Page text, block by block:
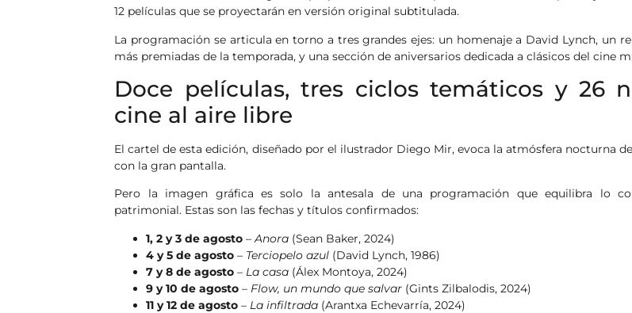
12 películas que se proyectarán en versión original subtitulada.
La programación se articula en torno a tres grandes ejes: un homenaje a David Lynch, un
más premiadas de la temporada, y una sección de aniversarios dedicada a clásicos del cine
Doce películas, tres ciclos temáticos y 26
cine al aire libre
El cartel de esta edición, diseñado por el ilustrador Diego Mir, evoca la atmósfera nocturna
con la gran pantalla.
Pero la imagen gráfica es solo la antesala de una programación que equilibra lo
patrimonial. Estas son las fechas y títulos confirmados:
1, 2 y 3 de agosto –Anora (Sean Baker, 2024)
4 y 5 de agosto – Terciopelo azul (David Lynch, 1986)
7 y 8 de agosto – La casa (Álex Montoya, 2024)
9 y 10 de agosto – Flow, un mundo que salvar (Gints Zilbalodis, 2024)
11 y 12 de agosto – La infiltrada (Arantxa Echevarría, 2024)